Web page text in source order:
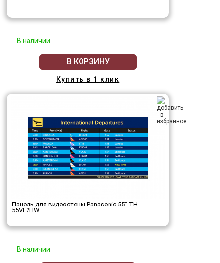
В наличии
В КОРЗИНУ
Купить в 1 клик
Панель для видеостены Panasonic 55" TH-
55VF2HW
В наличии